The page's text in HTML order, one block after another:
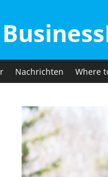
Nachrichten Where